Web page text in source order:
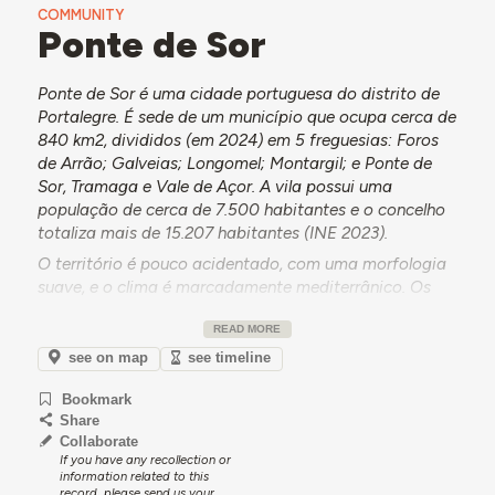
COMMUNITY
Ponte de Sor
Ponte de Sor é uma cidade portuguesa do distrito de
Portalegre. É sede de um município que ocupa cerca de
840 km2, divididos (em 2024) em 5 freguesias: Foros
de Arrão; Galveias; Longomel; Montargil; e Ponte de
Sor, Tramaga e Vale de Açor. A vila possui uma
população de cerca de 7.500 habitantes e o concelho
totaliza mais de 15.207 habitantes (INE 2023).
O território é pouco acidentado, com uma morfologia
suave, e o clima é marcadamente mediterrânico. Os
atravessa grande parte do concelho e marca a
paisagem da própria cidade, e a albufeira de
A ocupação do território remonta ao período romano,
quando aquele era atravessado pela via militar entre
Lisboa e Mérida. Do seu património histórico
destacam-se a ponte romana, a Igreja Matriz e a Igreja
READ MORE
see on map see timeline
Bookmark
Share
Collaborate
If you have any recollection or
information related to this